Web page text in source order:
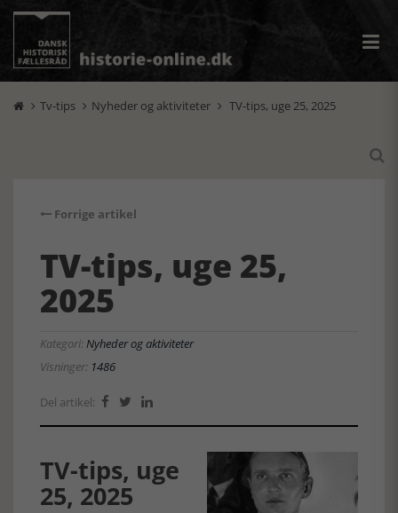
 Tv-tips  Nyheder og aktiviteter  TV-tips, uge 25, 2025

Forrige artikel
TV-tips, uge 25,
2025
Kategori:Nyheder og aktiviteter
Visninger: 1486
Del artikel:   
TV-tips, uge
25, 2025